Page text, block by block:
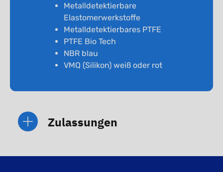
Metalldetektierbare
Elastomerwerkstoffe
Metalldetektierbares PTFE
PTFE Bio Tech
NBR blau
VMQ (Silikon) weiß oder rot
Zulassungen